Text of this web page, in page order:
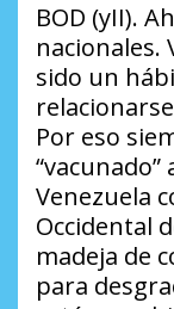
BOD (yII).
nacionales.
sido un
Por eso
Venezuela
Occidental
madeja de
para